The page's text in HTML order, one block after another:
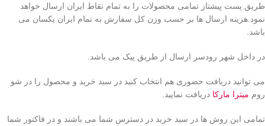
طریق پست پیشتاز تمامی محصولات را به تمام نقاط ایران ارسال خواهد
نمود.هزینه ارسال ها بر حسب وزن کل سفارش به تمام ایران یکسان می
باشد.
در داخل شهر رودسر ارسال از طریق پیک می باشد.
می توانید دریافت حضوری هم انتخاب کنید در سبد خرید و محصول را در شو
روم میترا مارکا دریافت نمایید.
تمامی این روش ها در سبد خرید در دسترس شما می باشند و در فاکتور شما